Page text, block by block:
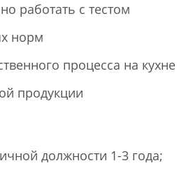
работать с тестом
норм
процесса на кухне
продукции
должности 1-3 года;